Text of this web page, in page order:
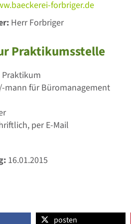
forbriger.de
Herr Forbriger
Praktikumsstelle
Praktikum
mann für Büromanagement
per E-Mail
16.01.2015
posten